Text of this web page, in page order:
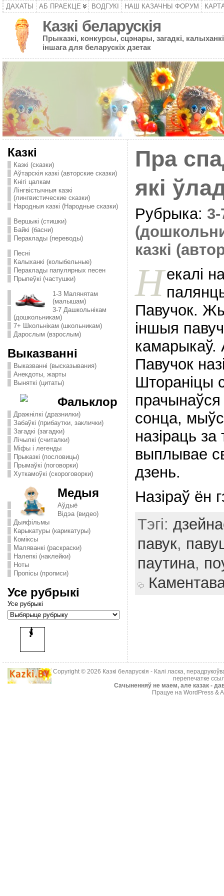
ДАХАТЫ АБ ПРАЕКЦЕ ВОДГУКІ НАШ КАЗАЧНЫ ФОРУМ
Казкі беларускія
Прыказкі, конкурсы, сцэнары, загадкі,
іншага для беларускіх дзетак
Казкі
Казкі (сказки)
Аўтарскія казкі (авторские сказки)
Кнігі цалкам
Лінгвістычныя казкі
(лингвистические сказки)
Народныя казкі (Народные сказки)
Вершыкі (стишки)
Байкі (басни)
Пераклады (переводы)
Песні
Калыханкі (колыбельные)
Пераклады папулярных песен
Прыпеўкі (частушки)
1-3 Малянятам
(малышам)
3-7 Дашкольнікам
(дошкольникам)
7+ Школьнікам (школьникам)
Дарослым (взрослым)
Выказванні
Выказванні (высказывания)
Анекдоты, жарты
Выняткі (цитаты)
Фальклор
Дражнілкі (дразнилки)
Забаўкі (прибаутки, заклички)
Загадкі (загадки)
Лічылкі (считалки)
Міфы і легенды
Прыказкі (пословицы)
Прымаўкі (поговорки)
Хуткамоўкі (скороговорки)
Медыя
Аўдыё
Відэа (видео)
Дыяфільмы
Карыкатуры (карикатуры)
Комiксы
Маляванкі (раскраски)
Налепкі (наклейки)
Ноты
Пропісы (прописи)
Усе рубрыкі
Усе рубрыкі
Пра
які
Рубрыка:
казкі
Некалі
Павучок.
іншыя
камарыкаў.
Павучок
Штораніцы
сонца,
назіраць
выплывае
дзень.
Назіраў ён
Тэгі:
павук,
паутина,
Copyright © 2026 Казкі беларускія - Калі ласка,
перепечатке
Cачыненняў не маем, але казак -
Працуе на WordPress &